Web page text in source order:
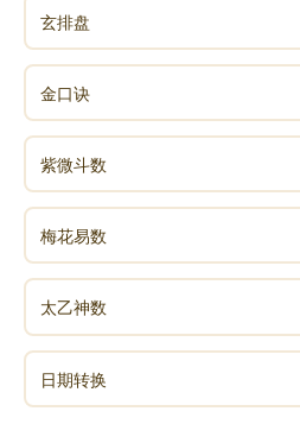
玄排盘
金口诀
紫微斗数
梅花易数
太乙神数
日期转换